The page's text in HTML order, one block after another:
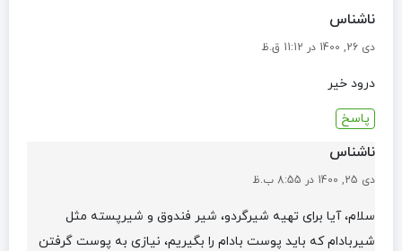
ناشناس
دی 26, 1400 در 11:12 ق.ظ
درود خیر
پاسخ
ناشناس
دی 25, 1400 در 8:55 ب.ظ
سلام، آیا برای تهیه شیرگردو، شیر فندوق و شیرپسته مثل
شیربادام که باید پوست بادام را بگیریم، نیازی به پوست گرفتن